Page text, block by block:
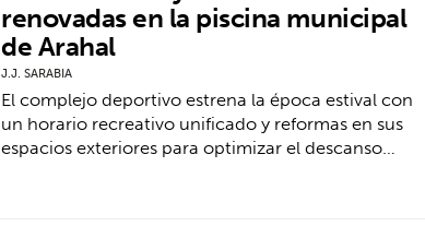
renovadas en la piscina municipal
de Arahal
J.J. SARABIA
El complejo deportivo estrena la época estival con
un horario recreativo unificado y reformas en sus
espacios exteriores para optimizar el descanso…